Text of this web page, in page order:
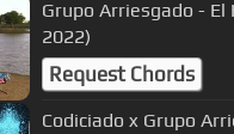
Grupo Arriesgado - El
2022)
Request Chords
Codiciado x Grupo